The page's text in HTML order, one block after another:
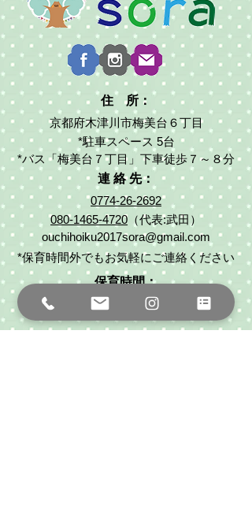
住 所：
京都府木津川市梅美台６丁目
*駐車スペース 5台
*バス「梅美台７丁目」下車徒歩７～８分
連 絡 先：
0774-26-2692
080-1465-4720 （代表:武田）
ouchihoiku2017sora@gmail.com
*保育時間外でもお気軽にご連絡ください
保育時間：
平日 8:30～16:30（８時間）